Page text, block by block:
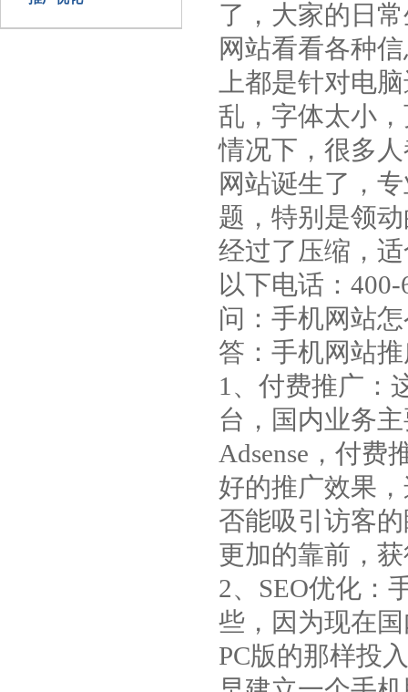
了，大家的日
网站看看各种
上都是针对电
乱，字体太小
情况下，很多
网站诞生了，
题，特别是领
经过了压缩，
以下电话：400-
问：手机网站
答：手机网站
1、付费推广：
台，国内业务
Adsense，付费
好的推广效果
否能吸引访客
更加的靠前，
2、SEO优化：
些，因为现在
PC版的那样投